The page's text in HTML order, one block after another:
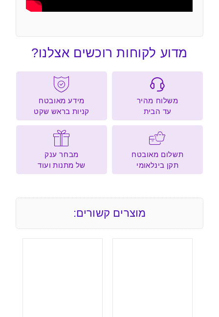
מדוע לקוחות רוכשים אצלנו?
משלוח מהיר
עד הבית
מידע מאובטח
קניות בראש שקט
תשלום מאובטח
תקן בינלאומי
מבחר ענק
של מתנות ועוד
מוצרים קשורים: